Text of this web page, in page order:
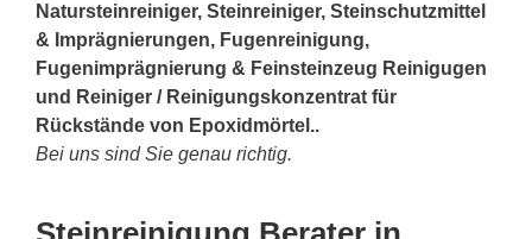
Natursteinreiniger, Steinreiniger, Steinschutzmittel
& Imprägnierungen, Fugenreinigung,
Fugenimprägnierung & Feinsteinzeug Reinigugen
und Reiniger / Reinigungskonzentrat für
Rückstände von Epoxidmörtel..
Bei uns sind Sie genau richtig.